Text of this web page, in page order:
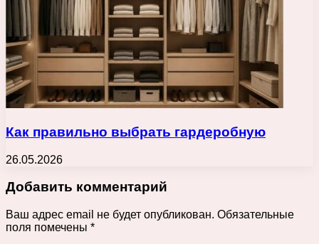
Как правильно выбрать гардеробную
26.05.2026
Добавить комментарий
Ваш адрес email не будет опубликован. Обязательные
поля помечены *